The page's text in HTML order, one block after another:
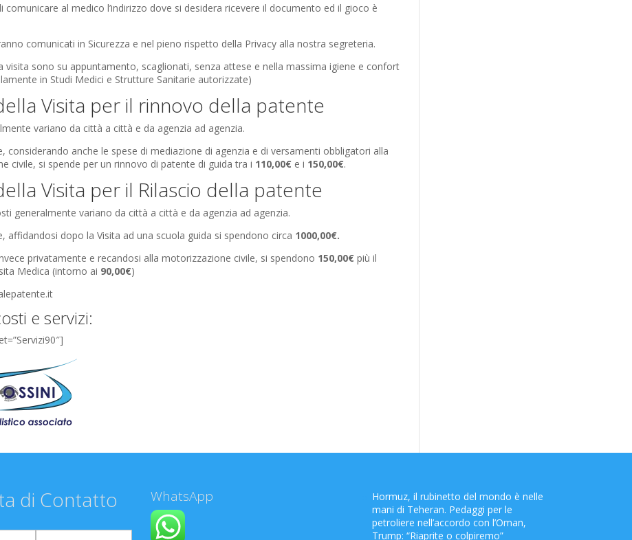
comunicare al medico l’indirizzo dove si desidera ricevere il documento ed il gioco è
comunicati in Sicurezza e nel pieno rispetto della Privacy alla nostra segreteria.
visita sono su appuntamento, scaglionati, senza attese e nella massima igiene e confort
in Studi Medici e Strutture Sanitarie autorizzate)
Visita per il rinnovo della patente
variano da città a città e da agenzia ad agenzia.
considerando anche le spese di mediazione di agenzia e di versamenti obbligatori alla
civile, si spende per un rinnovo di patente di guida tra i 110,00€e i 150,00€.
Visita per il Rilascio della patente
generalmente variano da città a città e da agenzia ad agenzia.
affidandosi dopo la Visita ad una scuola guida si spendono circa 1000,00€.
privatamente e recandosi alla motorizzazione civile, si spendono 150,00€più il
Medica (intorno ai 90,00€)
e servizi:
di Contatto WhatsApp
Hormuz, il rubinetto del mondo è nelle
mani di Teheran. Pedaggi per le
petroliere nell’accordo con l’Oman,
Trump: “Riaprite o colpiremo”